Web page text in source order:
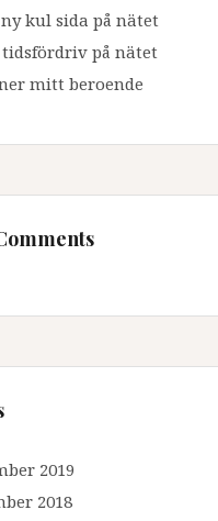
kul sida på nätet
på nätet
mitt beroende
2019
2018